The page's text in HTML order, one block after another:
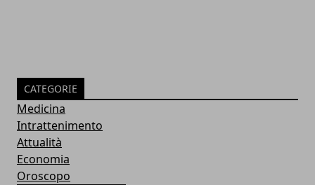
CATEGORIE
Medicina
Intrattenimento
Attualità
Economia
Oroscopo